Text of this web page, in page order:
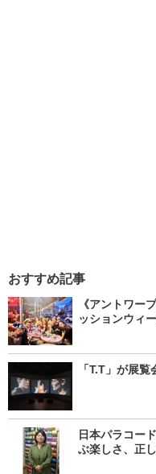
おすすめ記事
《アントワー
ッションウィ
「T.T」が展
日本パラコー
ぶ楽しさ、正